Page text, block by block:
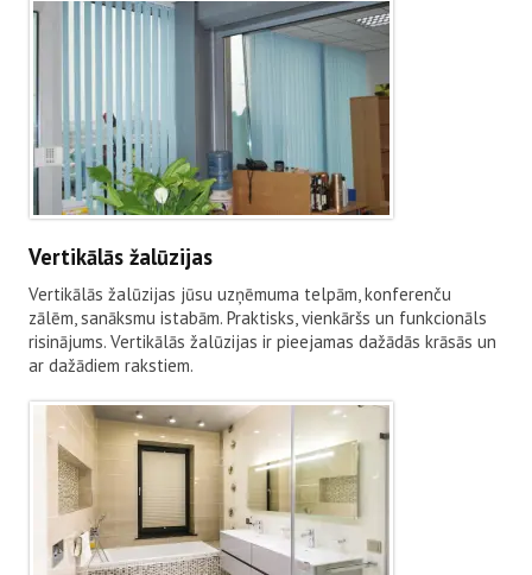
Vertikālās žalūzijas
Vertikālās žalūzijas jūsu uzņēmuma telpām, konferenču
zālēm, sanāksmu istabām. Praktisks, vienkāršs un funkcionāls
risinājums. Vertikālās žalūzijas ir pieejamas dažādās krāsās un
ar dažādiem rakstiem.